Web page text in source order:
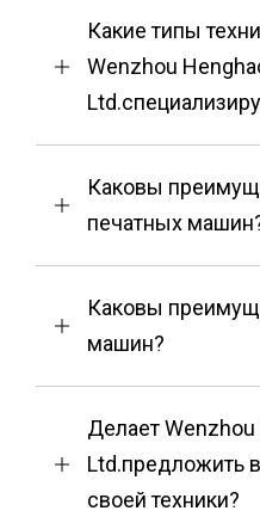
Какие типы
Wenzhou
Каковы
печатных
Каковы
машин?
Делает Wenzhou
Ltd.предложить
своей техники?